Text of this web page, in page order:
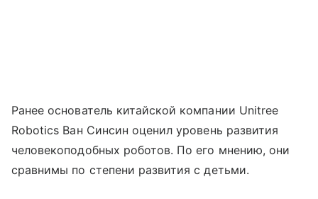
Ранее основатель китайской компании Unitree
Robotics Ван Синсин оценил уровень развития
человекоподобных роботов. По его мнению, они
сравнимы по степени развития с детьми.